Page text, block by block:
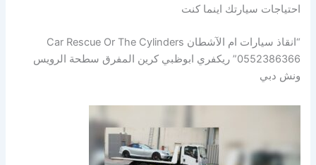
احتياجات سيارتك اينما كنت
“انقاذ سيارات ام الآشطان Car Rescue Or The Cylinders
0552386366” ريكفري ابوظبي كرين المفرق سطحة الرويس
ونش دبي